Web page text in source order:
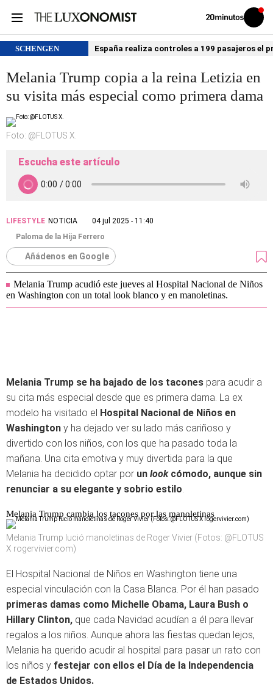
Volver
Iniciar
sesión
SCHENGEN España realiza controles a 199 pasajeros el
Melania Trump copia a la reina Letizia en
su visita más especial como primera dama
Foto: @FLOTUS X.
Escucha este artículo
LIFESTYLE NOTICIA
04 jul 2025 - 11:40
Paloma de la Hija Ferrero
Añádenos en Google
Melania Trump acudió este jueves al Hospital Nacional de Niños
en Washington con un total look blanco y en manoletinas.
Melania Trump se ha bajado de los tacones para acudir a
su cita más especial desde que es primera dama. La ex
modelo ha visitado el Hospital Nacional de Niños en
Washington y ha dejado ver su lado más cariñoso y
divertido con los niños, con los que ha pasado toda la
mañana. Una cita emotiva y muy divertida para la que
Melania ha decidido optar por un look cómodo, aunque sin
renunciar a su elegante y sobrio estilo.
Melania Trump cambia los tacones por las manoletinas
Melania Trump lució manoletinas de Roger Vivier (Fotos: @FLOTUS
X rogervivier.com)
El Hospital Nacional de Niños en Washington tiene una
especial vinculación con la Casa Blanca. Por él han pasado
primeras damas como Michelle Obama, Laura Bush o
Hillary Clinton, que cada Navidad acudían a él para llevar
regalos a los niños. Aunque ahora las fiestas quedan lejos,
Melania ha querido acudir al hospital para pasar un rato con
los niños y festejar con ellos el Día de la Independencia
de Estados Unidos.